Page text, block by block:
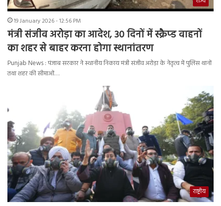
19 January 2026 - 12:56 PM
मंत्री संजीव अरोड़ा का आदेश, 30 दिनों में स्क्रैप्ड वाहनों
का शहर से बाहर करना होगा स्थानांतरण
Punjab News : पंजाब सरकार ने स्थानीय निकाय मंत्री संजीव अरोड़ा के नेतृत्व में पुलिस थानों
तथा शहर की सीमाओं…
राष्ट्रीय